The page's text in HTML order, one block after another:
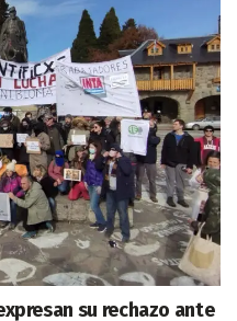
su rechazo ante